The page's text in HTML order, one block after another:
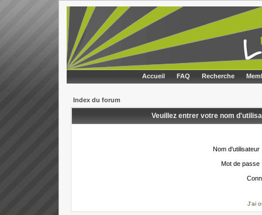
Accueil FAQ Recherche
Index du forum
Veuillez entrer votre nom
Nom d'utilisateur
Mot de passe
J'ai